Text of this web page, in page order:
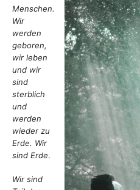
T
E
R
G
A
N
G
Menschen.
Wir
werden
geboren,
wir leben
und wir
sind
sterblich
und
werden
wieder zu
Erde. Wir
sind Erde.
Wir sind